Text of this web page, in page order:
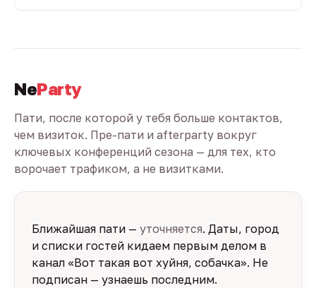
NeParty
Пати, после которой у тебя больше контактов,
чем визиток. Пре-пати и afterparty вокруг
ключевых конференций сезона — для тех, кто
ворочает трафиком, а не визитками.
Ближайшая пати — уточняется. Даты, город
и списки гостей кидаем первым делом в
канал «Вот такая вот хуйня, собачка». Не
подписан — узнаешь последним.